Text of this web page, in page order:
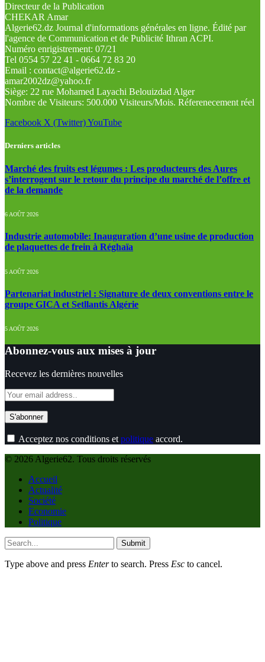
Directeur de la Publication
CHEKAR Amar
Algerie62.dz Journal d'informations générales en ligne. Édité par
l'agence de Communication et de Publicité Ithran ACPI.
Numéro enrigistrement: 07/21
Tel 0554 57 22 41 - 0664 72 83 20
Email : contact@algerie62.dz -
amar2002dz@yahoo.fr
Siège: 22 rue Mohamed Layachi Belouizdad Alger
Nombre de Visiteurs: 500.000 Visiteurs/Mois. Réferenecement réel
Facebook X (Twitter)YouTube
Derniers articles
Marché des fruits est légumes : Les producteurs des Aures
s’interrogent sur le retour du principe du marché de l’offre et
de la demande
6 AOÛT 2026
Industrie automobile: Inauguration d’une usine de production
de plaquettes de frein à Réghaïa
5 AOÛT 2026
Partenariat industriel : Signature de deux conventions entre le
groupe GICA et Setllantis Algérie
5 AOÛT 2026
Abonnez-vous aux mises à jour
Recevez les dernières nouvelles
Acceptez nos conditions et politique accord.
© 2026 Algerie62. Tous droits réservés
Accueil
Actualité
Société
Economie
Politique
Submit
Type above and press Enterto search. Press Esc to cancel.